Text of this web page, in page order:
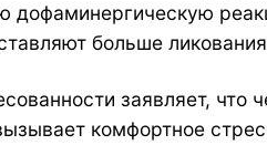
больше
заявляет,
комфортное